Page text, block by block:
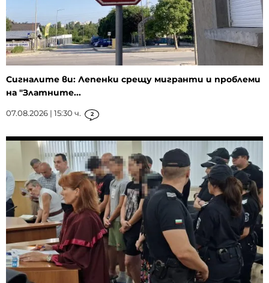
Сигналите ви: Лепенки срещу мигранти и проблеми
на "Златните...
07.08.2026 | 15:30 ч. 2